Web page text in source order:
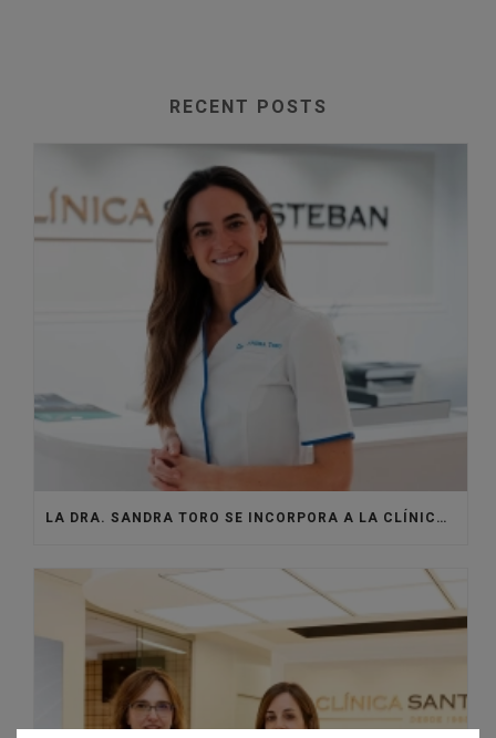
RECENT POSTS
LA DRA. SANDRA TORO SE INCORPORA A LA CLÍNICA SANTISTEBAN PARA DAR VIDA AL ÁREA DE MEDICINA ESTÉTICA